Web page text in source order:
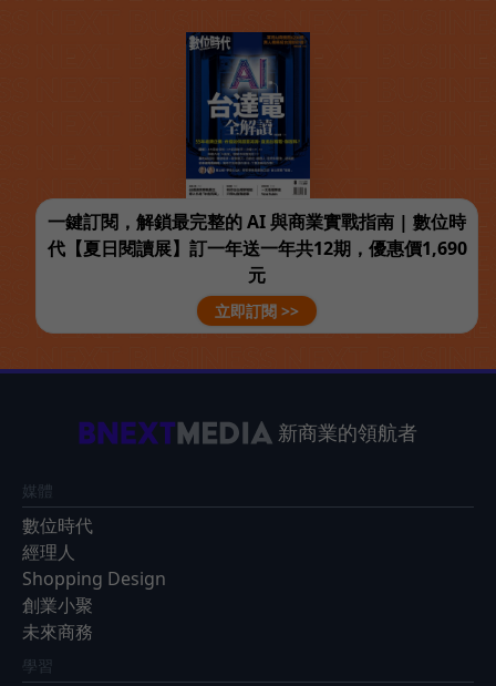
一鍵訂閱，解鎖最完整的 AI 與商業實戰指南 | 數位時
代【夏日閱讀展】訂一年送一年共12期，優惠價1,690
元
立即訂閱 >>
新商業的領航者
媒體
數位時代
經理人
Shopping Design
創業小聚
未來商務
學習